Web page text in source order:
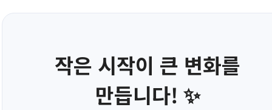
작은 시작이 큰 변화를
만듭니다! ✨